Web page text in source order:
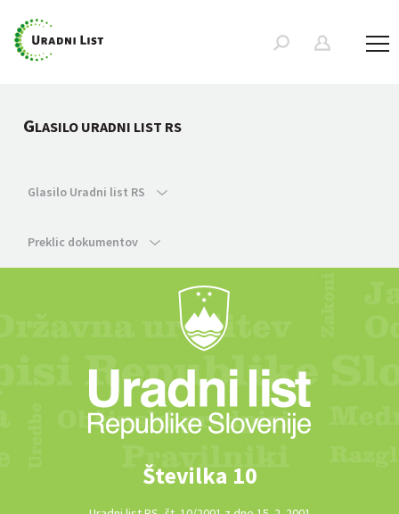
GLASILO URADNI LIST RS
Glasilo Uradni list RS
Preklic dokumentov
Številka 10